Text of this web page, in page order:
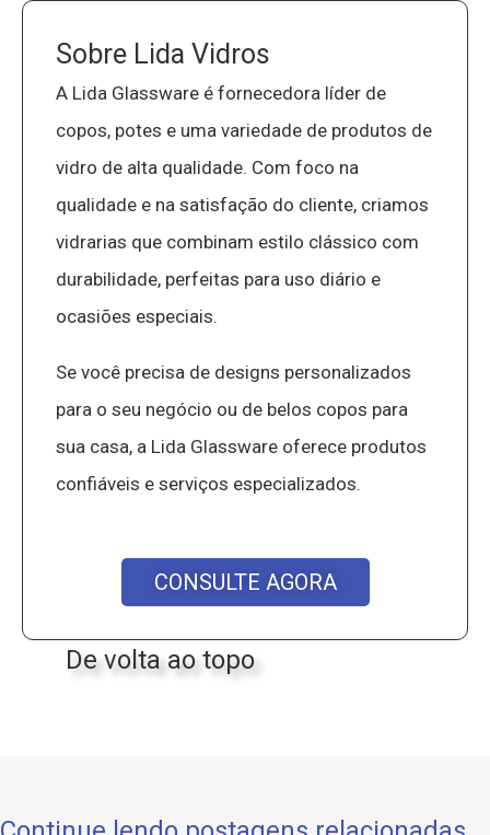
Sobre Lida Vidros
A Lida Glassware é fornecedora líder de
copos, potes e uma variedade de produtos de
vidro de alta qualidade. Com foco na
qualidade e na satisfação do cliente, criamos
vidrarias que combinam estilo clássico com
durabilidade, perfeitas para uso diário e
ocasiões especiais.
Se você precisa de designs personalizados
para o seu negócio ou de belos copos para
sua casa, a Lida Glassware oferece produtos
confiáveis e serviços especializados.
CONSULTE AGORA
De volta ao topo